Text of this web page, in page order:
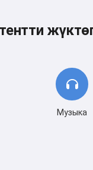
Музыка